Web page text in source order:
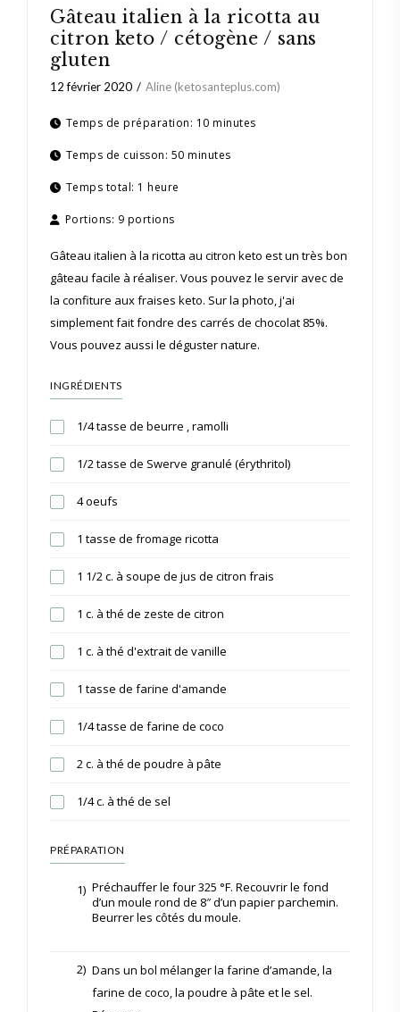
Gâteau italien à la ricotta au
citron keto / cétogène / sans
gluten
12 février 2020 Aline (ketosanteplus.com)
Temps de préparation: 10 minutes
Temps de cuisson: 50 minutes
Temps total: 1 heure
Portions: 9 portions
Gâteau italien à la ricotta au citron keto est un très bon
gâteau facile à réaliser. Vous pouvez le servir avec de
la confiture aux fraises keto. Sur la photo, j'ai
simplement fait fondre des carrés de chocolat 85%.
Vous pouvez aussi le déguster nature.
INGRÉDIENTS
1/4 tasse de beurre , ramolli
1/2 tasse de Swerve granulé (érythritol)
4 oeufs
1 tasse de fromage ricotta
1 1/2 c. à soupe de jus de citron frais
1 c. à thé de zeste de citron
1 c. à thé d'extrait de vanille
1 tasse de farine d'amande
1/4 tasse de farine de coco
2 c. à thé de poudre à pâte
1/4 c. à thé de sel
PRÉPARATION
1) Préchauffer le four 325 °F. Recouvrir le fond
d’un moule rond de 8″ d’un papier parchemin.
Beurrer les côtés du moule.
2) Dans un bol mélanger la farine d’amande, la
farine de coco, la poudre à pâte et le sel.